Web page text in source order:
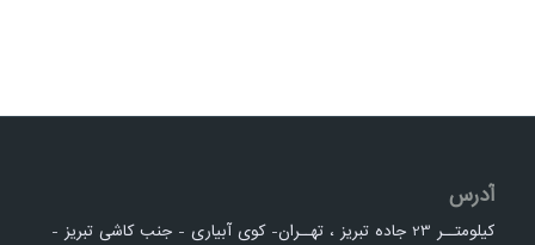
آدرس
کیلومتــر 23 جاده تبریز ، تهــران- کوی آبیاری - جنب کاشی تبریز -